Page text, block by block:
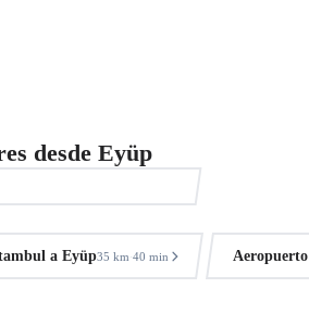
desde Eyüp
a Eyüp35 km·40 min